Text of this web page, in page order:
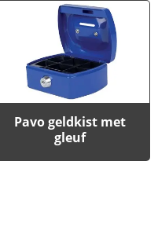
Pavo geldkist met
gleuf